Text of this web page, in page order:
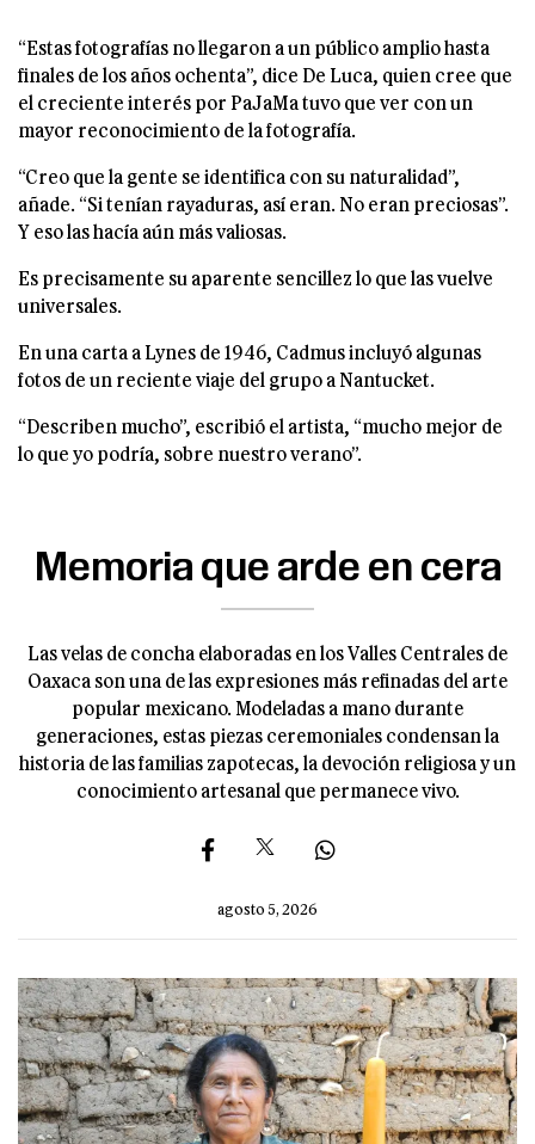
“Estas fotografías no llegaron a un público amplio hasta
finales de los años ochenta”, dice De Luca, quien cree que
el creciente interés por PaJaMa tuvo que ver con un
mayor reconocimiento de la fotografía.
“Creo que la gente se identifica con su naturalidad”,
añade. “Si tenían rayaduras, así eran. No eran preciosas”.
Y eso las hacía aún más valiosas.
Es precisamente su aparente sencillez lo que las vuelve
universales.
En una carta a Lynes de 1946, Cadmus incluyó algunas
fotos de un reciente viaje del grupo a Nantucket.
“Describen mucho”, escribió el artista, “mucho mejor de
lo que yo podría, sobre nuestro verano”.
Memoria que arde en cera
Las velas de concha elaboradas en los Valles Centrales de
Oaxaca son una de las expresiones más refinadas del arte
popular mexicano. Modeladas a mano durante
generaciones, estas piezas ceremoniales condensan la
historia de las familias zapotecas, la devoción religiosa y un
conocimiento artesanal que permanece vivo.
agosto 5, 2026